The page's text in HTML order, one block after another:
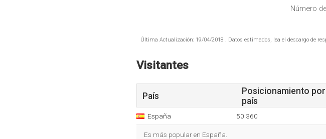
Número
Última Actualización: 19/04/2018 . Datos estimados, lea el descargo de
Visitantes
País
Posicionamiento por
país
España 50.360
Es más popular en España.